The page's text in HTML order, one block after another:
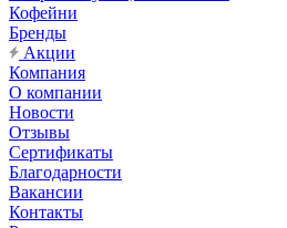
Кофейни
Бренды
Акции
Компания
О компании
Новости
Отзывы
Сертификаты
Благодарности
Вакансии
Контакты